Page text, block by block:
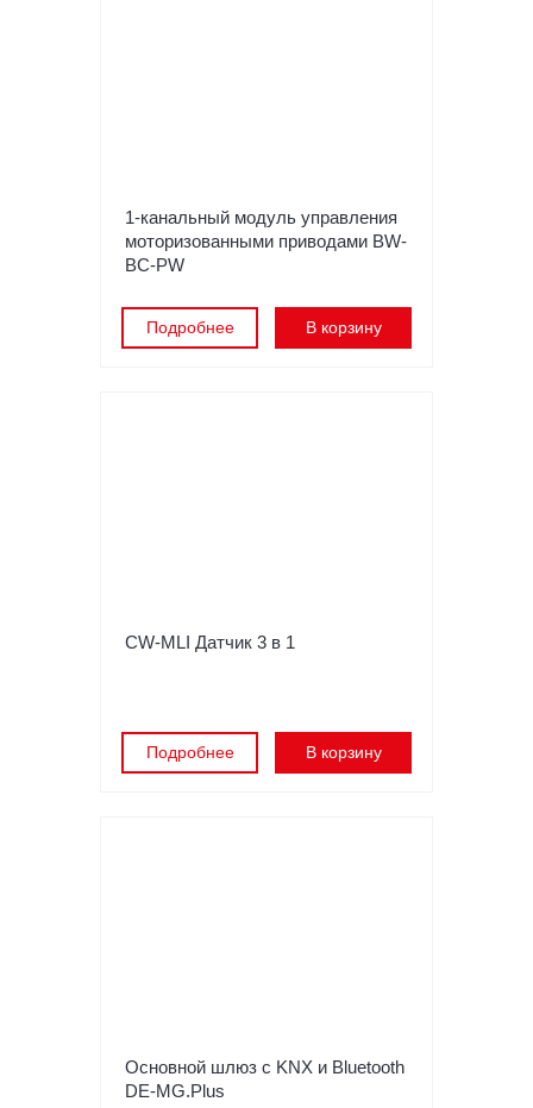
1-канальный модуль управления
моторизованными приводами BW-
BC-PW
Подробнее В корзину
CW-MLI Датчик 3 в 1
Подробнее В корзину
Основной шлюз с KNX и Bluetooth
DE-MG.Plus